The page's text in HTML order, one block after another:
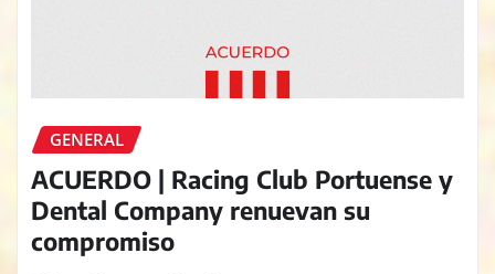
GENERAL
ACUERDO | Racing Club Portuense y
Dental Company renuevan su
compromiso